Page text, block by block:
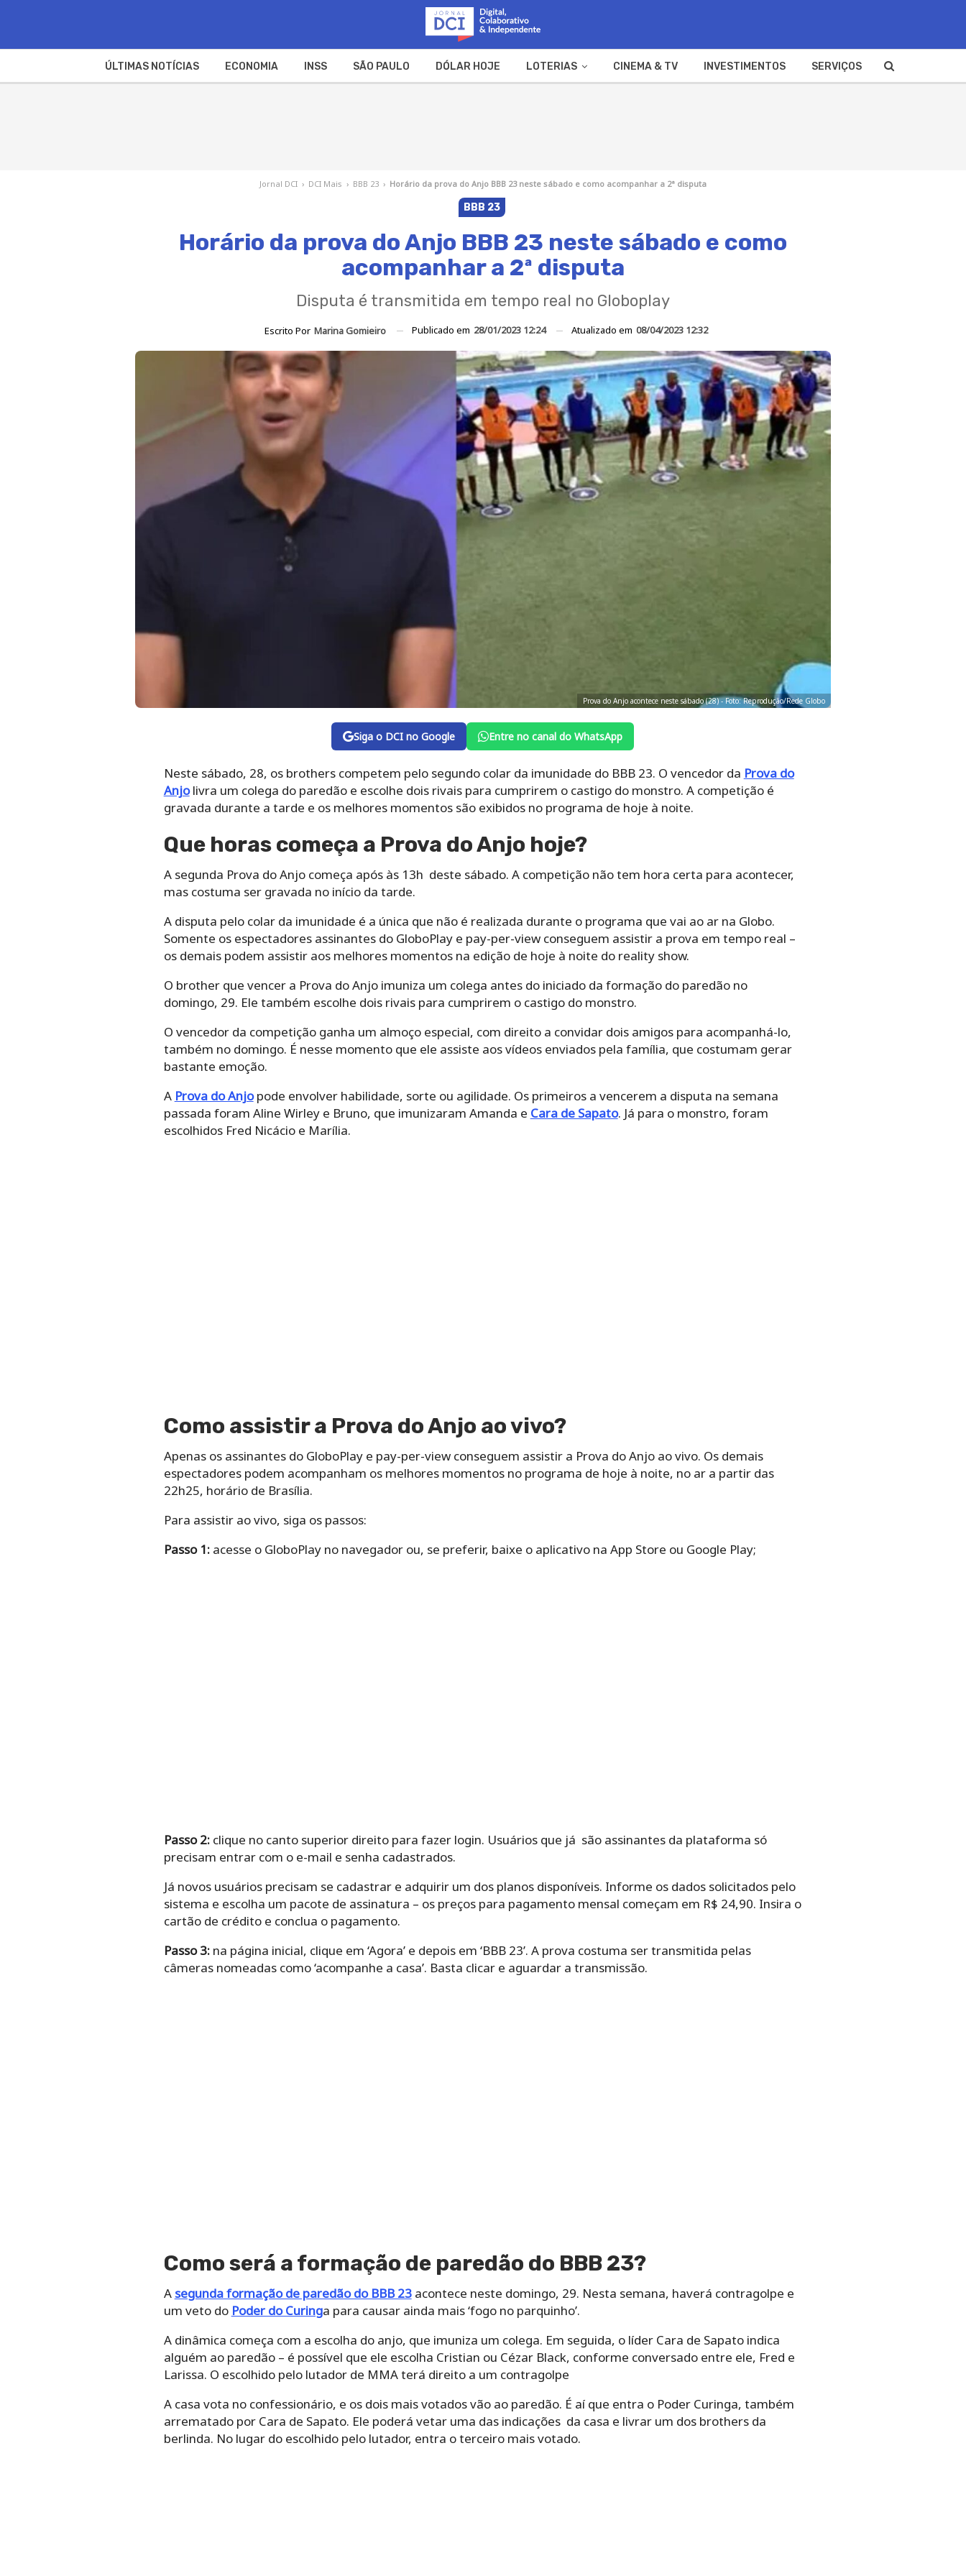
ÚLTIMAS NOTÍCIAS ECONOMIA INSS SÃO PAULO DÓLAR HOJE LOTERIAS CINEMA & TV INVESTIMENTOS SERVIÇOS
Jornal DCI › DCI Mais › BBB 23 › Horário da prova do Anjo BBB 23 neste sábado e como acompanhar a 2ª disputa
BBB 23
Horário da prova do Anjo BBB 23 neste sábado e como
acompanhar a 2ª disputa
Disputa é transmitida em tempo real no Globoplay
Escrito Por Marina Gomieiro Publicado em 28/01/2023 12:24 Atualizado em 08/04/2023 12:32
Prova do Anjo acontece neste sábado (28) - Foto: Reprodução/Rede Globo
Siga o DCI no Google Entre no canal do WhatsApp
Neste sábado, 28, os brothers competem pelo segundo colar da imunidade do BBB 23. O vencedor da Prova do
Anjolivra um colega do paredão e escolhe dois rivais para cumprirem o castigo do monstro. A competição é
gravada durante a tarde e os melhores momentos são exibidos no programa de hoje à noite.
Que horas começa a Prova do Anjo hoje?
A segunda Prova do Anjo começa após às 13h deste sábado. A competição não tem hora certa para acontecer,
mas costuma ser gravada no início da tarde.
A disputa pelo colar da imunidade é a única que não é realizada durante o programa que vai ao ar na Globo.
Somente os espectadores assinantes do GloboPlay e pay-per-view conseguem assistir a prova em tempo real –
os demais podem assistir aos melhores momentos na edição de hoje à noite do reality show.
O brother que vencer a Prova do Anjo imuniza um colega antes do iniciado da formação do paredão no
domingo, 29. Ele também escolhe dois rivais para cumprirem o castigo do monstro.
O vencedor da competição ganha um almoço especial, com direito a convidar dois amigos para acompanhá-lo,
também no domingo. É nesse momento que ele assiste aos vídeos enviados pela família, que costumam gerar
bastante emoção.
A Prova do Anjopode envolver habilidade, sorte ou agilidade. Os primeiros a vencerem a disputa na semana
passada foram Aline Wirley e Bruno, que imunizaram Amanda e Cara de Sapato. Já para o monstro, foram
escolhidos Fred Nicácio e Marília.
Como assistir a Prova do Anjo ao vivo?
Apenas os assinantes do GloboPlay e pay-per-view conseguem assistir a Prova do Anjo ao vivo. Os demais
espectadores podem acompanham os melhores momentos no programa de hoje à noite, no ar a partir das
22h25, horário de Brasília.
Para assistir ao vivo, siga os passos:
Passo 1:acesse o GloboPlay no navegador ou, se preferir, baixe o aplicativo na App Store ou Google Play;
Passo 2:clique no canto superior direito para fazer login. Usuários que já são assinantes da plataforma só
precisam entrar com o e-mail e senha cadastrados.
Já novos usuários precisam se cadastrar e adquirir um dos planos disponíveis. Informe os dados solicitados pelo
sistema e escolha um pacote de assinatura – os preços para pagamento mensal começam em R$ 24,90. Insira o
cartão de crédito e conclua o pagamento.
Passo 3:na página inicial, clique em ‘Agora’ e depois em ‘BBB 23’. A prova costuma ser transmitida pelas
câmeras nomeadas como ‘acompanhe a casa’. Basta clicar e aguardar a transmissão.
Como será a formação de paredão do BBB 23?
A segunda formação de paredão do BBB 23acontece neste domingo, 29. Nesta semana, haverá contragolpe e
um veto do Poder do Curinga para causar ainda mais ‘fogo no parquinho’.
A dinâmica começa com a escolha do anjo, que imuniza um colega. Em seguida, o líder Cara de Sapato indica
alguém ao paredão – é possível que ele escolha Cristian ou Cézar Black, conforme conversado entre ele, Fred e
Larissa. O escolhido pelo lutador de MMA terá direito a um contragolpe
A casa vota no confessionário, e os dois mais votados vão ao paredão. É aí que entra o Poder Curinga, também
arrematado por Cara de Sapato. Ele poderá vetar uma das indicações da casa e livrar um dos brothers da
berlinda. No lugar do escolhido pelo lutador, entra o terceiro mais votado.